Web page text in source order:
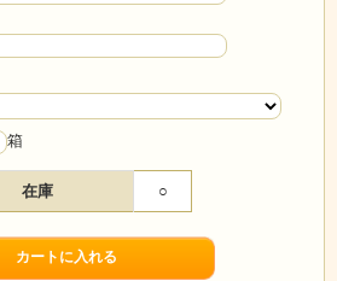
箱
在庫 ○